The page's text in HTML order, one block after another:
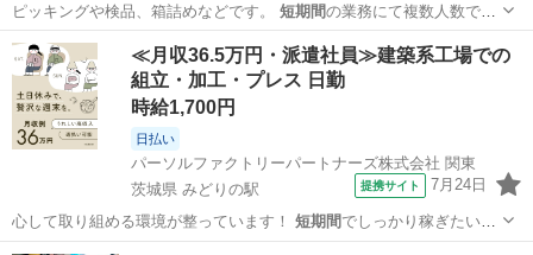
ピッキングや検品、箱詰めなどです。 短期間の業務にて複数人数で業
務を行います。 …
千葉 松戸市 みのり台駅 仕分け 短期間
≪月収36.5万円・派遣社員≫建築系工場での
組立・加工・プレス 日勤
時給1,700円
日払い
パーソルファクトリーパートナーズ株式会社 関東
茨城県 みどりの駅
提携サイト 7月24日
心して取り組める環境が整っています！ 短期間 でしっかり稼ぎたい方
におすすめのお仕事…